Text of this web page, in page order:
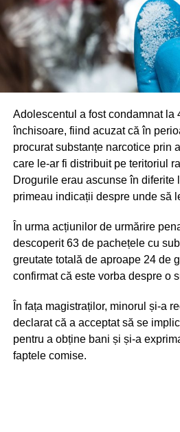
Adolescentul a fost condamnat la
închisoare, fiind acuzat că în
procurat substanțe narcotice prin
care le-ar fi distribuit pe teritoriul
Drogurile erau ascunse în diferite
primeau indicații despre unde să
În urma acțiunilor de urmărire
descoperit 63 de pachețele cu
greutate totală de aproape 24 de
confirmat că este vorba despre o
În fața magistraților, minorul și-a
declarat că a acceptat să se
pentru a obține bani și și-a
faptele comise.